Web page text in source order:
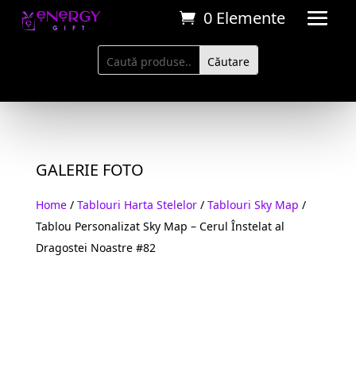
0 Elemente
GALERIE FOTO
Home/ Tablouri Harta Stelelor/ Tablouri Sky Map /
Tablou Personalizat Sky Map – Cerul Înstelat al
Dragostei Noastre #82